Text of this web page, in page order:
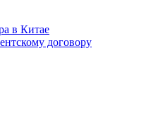
в Китае
договору